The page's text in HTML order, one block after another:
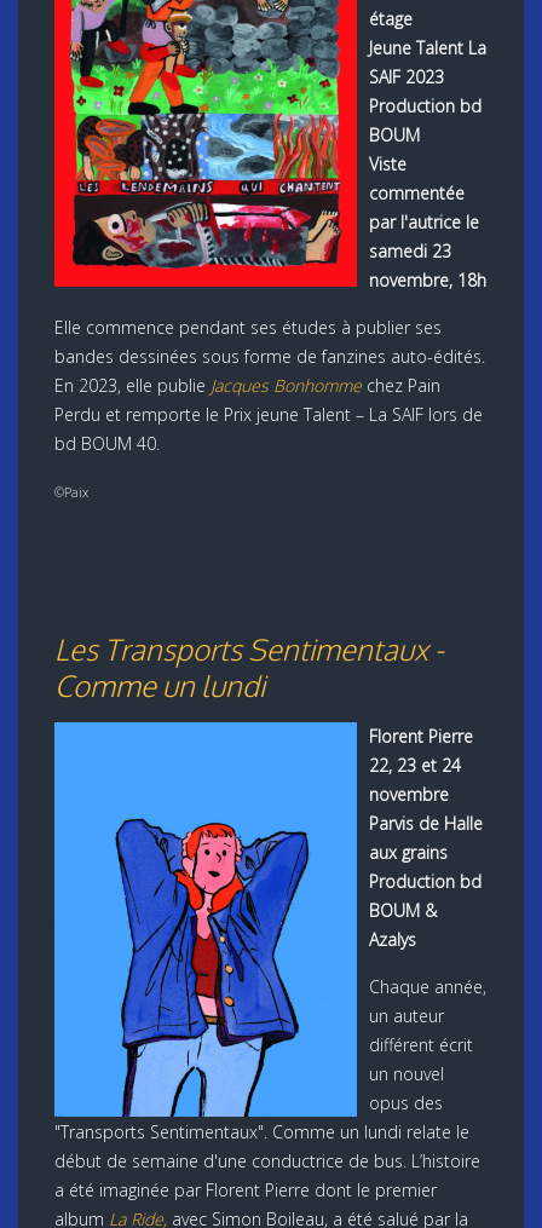
étage
Jeune Talent La
SAIF 2023
Production bd
BOUM
Viste
commentée
par l'autrice le
samedi 23
novembre, 18h
Elle commence pendant ses études à publier ses
bandes dessinées sous forme de fanzines auto-édités.
En 2023, elle publie Jacques Bonhomme chez Pain
Perdu et remporte le Prix jeune Talent – La SAIF lors de
bd BOUM 40.
©Paix
Les Transports Sentimentaux -
Comme un lundi
Florent Pierre
22, 23 et 24
novembre
Parvis de Halle
aux grains
Production bd
BOUM &
Azalys
Chaque année,
un auteur
différent écrit
un nouvel
opus des
"Transports Sentimentaux". Comme un lundi relate le
début de semaine d'une conductrice de bus. L’histoire
a été imaginée par Florent Pierre dont le premier
album La Ride, avec Simon Boileau, a été salué par la